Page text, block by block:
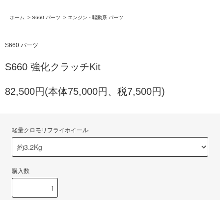
ホーム > S660 パーツ > エンジン・駆動系 パーツ
S660 パーツ
S660 強化クラッチKit
82,500円(本体75,000円、税7,500円)
軽量クロモリフライホイール
購入数